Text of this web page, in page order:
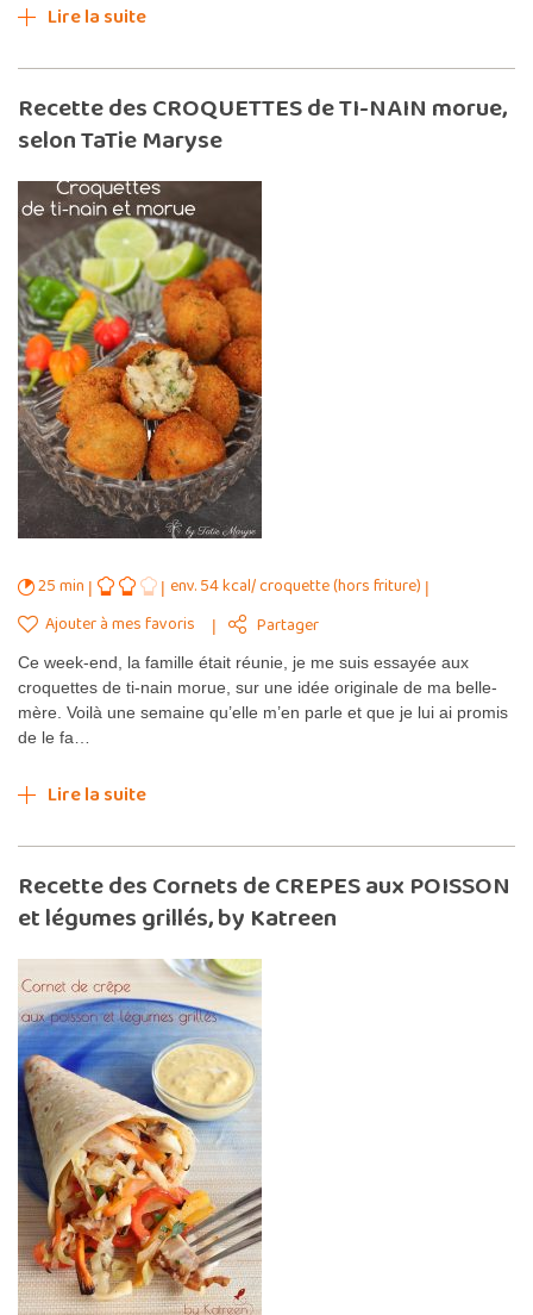
Lire la suite
Recette des CROQUETTES de TI-NAIN morue,
selon TaTie Maryse
25 min
env. 54 kcal/ croquette (hors friture)
Ajouter à mes favoris
Partager
Ce week-end, la famille était réunie, je me suis essayée aux
croquettes de ti-nain morue, sur une idée originale de ma belle-
mère. Voilà une semaine qu’elle m’en parle et que je lui ai promis
de le fa…
Lire la suite
Recette des Cornets de CREPES aux POISSON
et légumes grillés, by Katreen